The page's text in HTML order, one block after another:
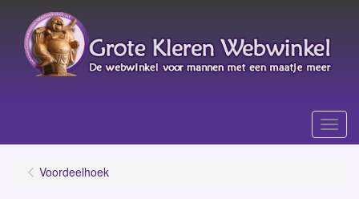
Menu
Voordeelhoek